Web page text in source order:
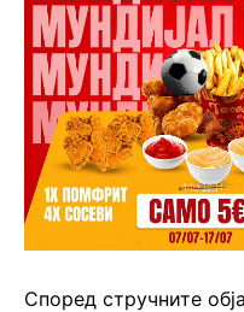
Според стручните